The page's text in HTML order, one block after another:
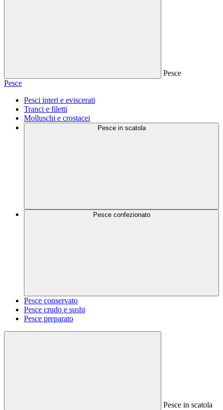
Pesce
Pesce
Pesci interi e eviscerati
Tranci e filetti
Molluschi e crostacei
Pesce in scatola
Pesce confezionato
Pesce conservato
Pesce crudo e sushi
Pesce preparato
Pesce in scatola